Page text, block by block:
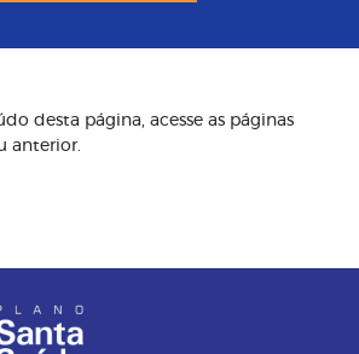
desta página, acesse as páginas
anterior.